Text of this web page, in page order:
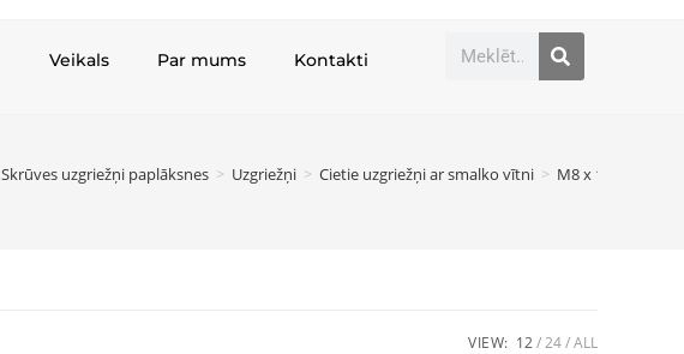
Veikals Par mums Kontakti
Skrūves uzgriežņi paplāksnes > Uzgriežņi > Cietie uzgriežņi ar smalko vītni > M8 x 1
VIEW: 12 24 ALL